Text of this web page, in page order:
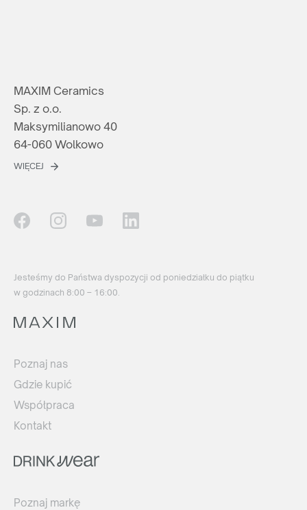
MAXIM Ceramics
Sp. z o.o.
Maksymilianowo 40
64-060 Wolkowo
WIĘCEJ
Jesteśmy do Państwa dyspozycji od poniedziałku do piątku
w godzinach 8:00 – 16:00.
Poznaj nas
Gdzie kupić
Współpraca
Kontakt
Poznaj markę